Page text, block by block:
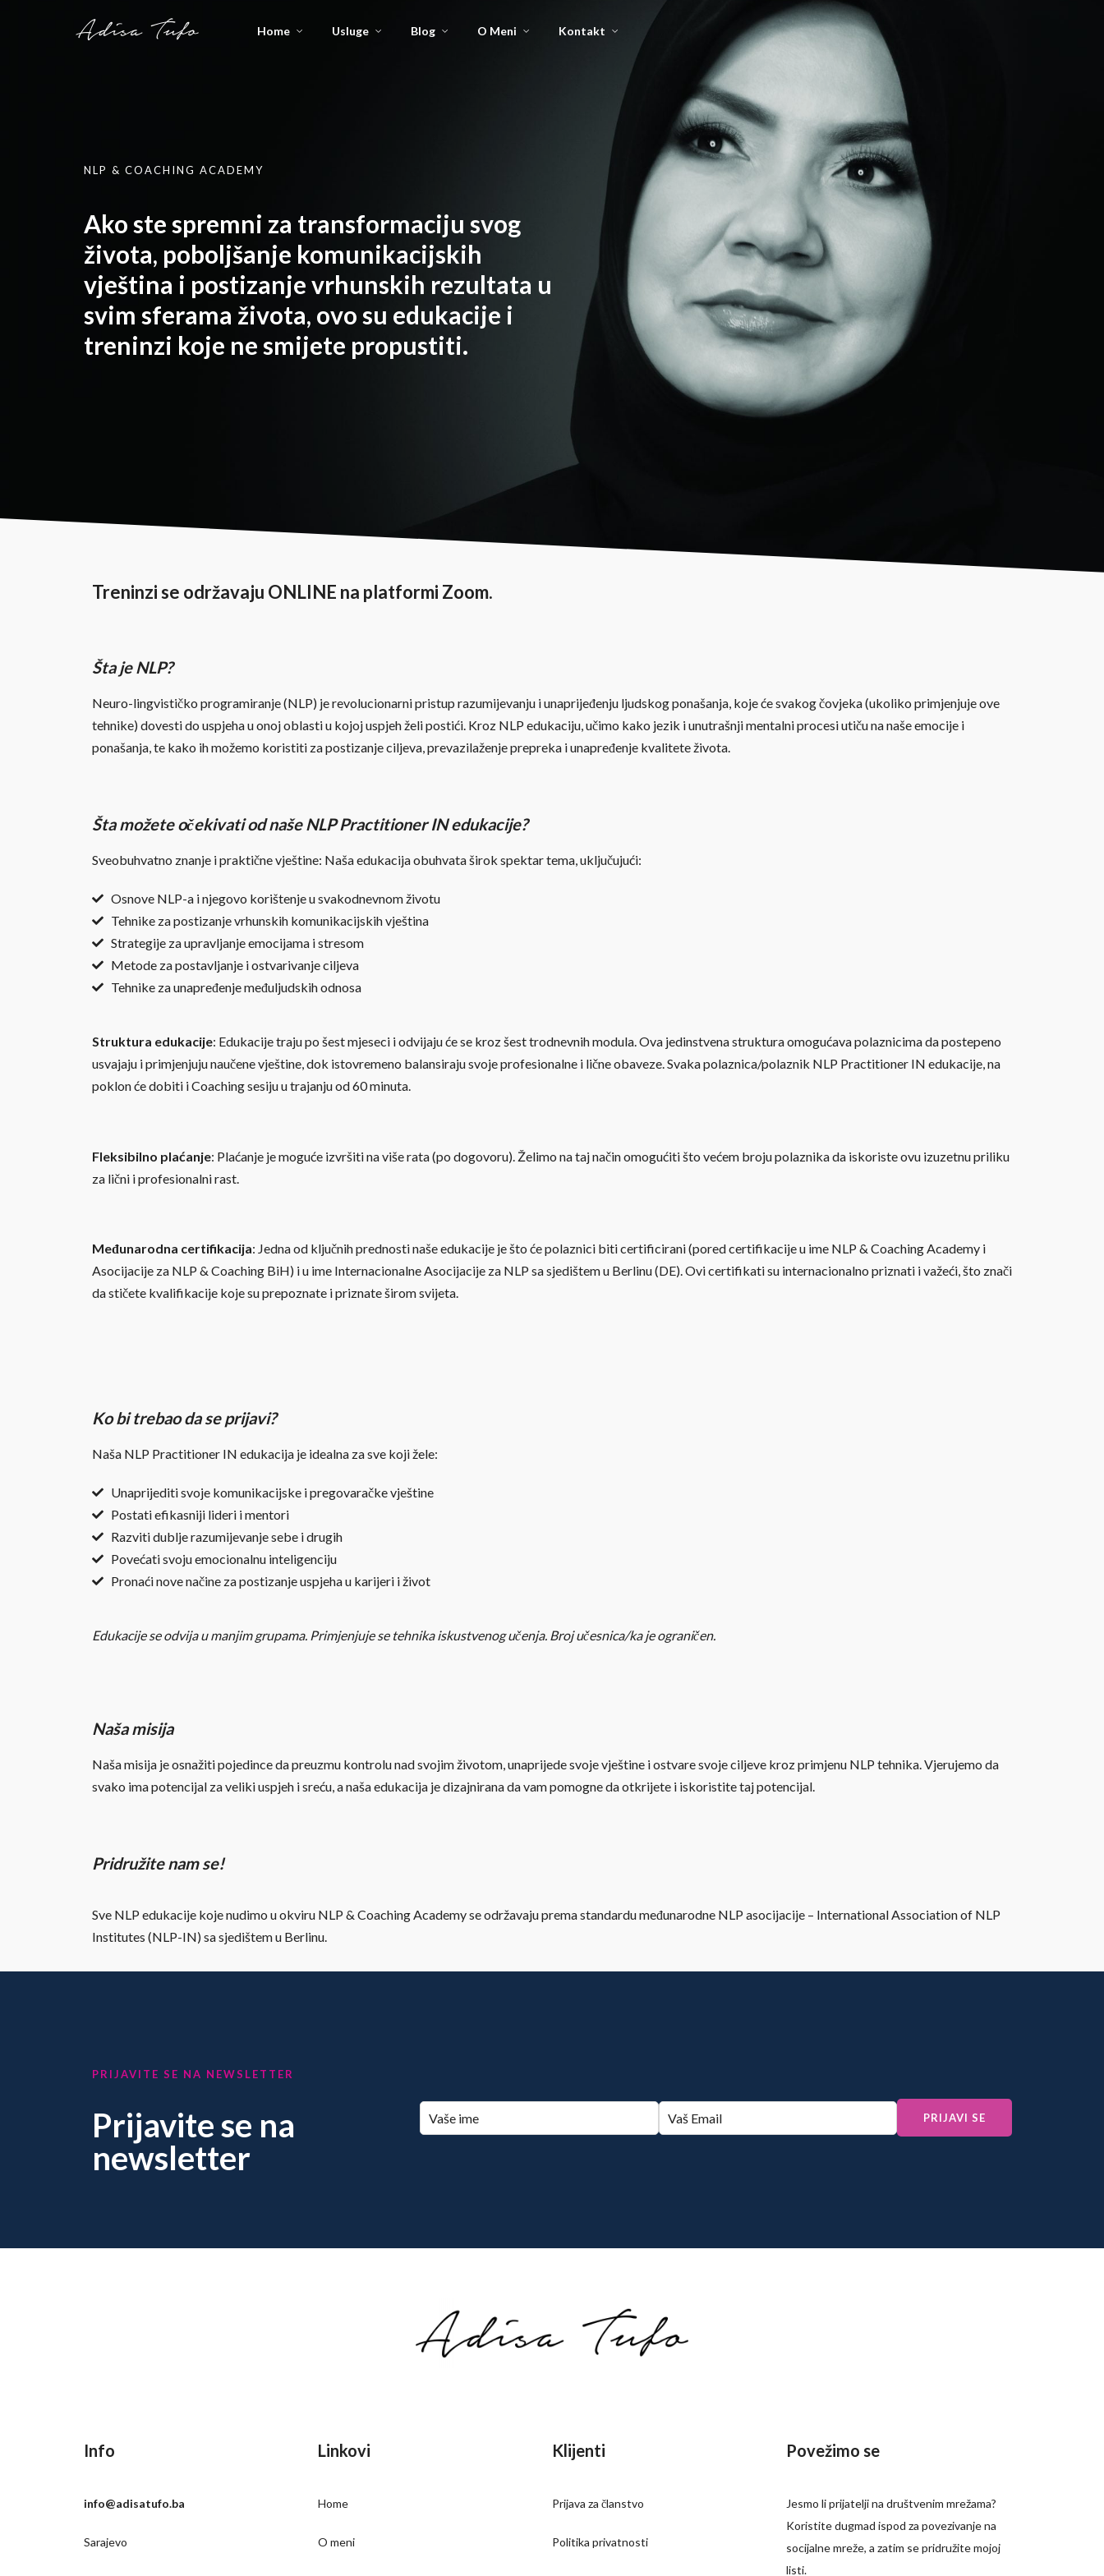
Home Usluge Blog O Meni Kontakt
NLP & COACHING ACADEMY
Ako ste spremni za transformaciju svog
života, poboljšanje komunikacijskih
vještina i postizanje vrhunskih rezultata u
svim sferama života, ovo su edukacije i
treninzi koje ne smijete propustiti.
Treninzi se održavaju ONLINE na platformi Zoom.
Šta je NLP?
Neuro-lingvističko programiranje (NLP) je revolucionarni pristup razumijevanju i unaprijeđenju ljudskog ponašanja, koje će svakog čovjeka (ukoliko primjenjuje ove
tehnike) dovesti do uspjeha u onoj oblasti u kojoj uspjeh želi postići. Kroz NLP edukaciju, učimo kako jezik i unutrašnji mentalni procesi utiču na naše emocije i
ponašanja, te kako ih možemo koristiti za postizanje ciljeva, prevazilaženje prepreka i unapređenje kvalitete života.
Šta možete očekivati od naše NLP Practitioner IN edukacije?
Sveobuhvatno znanje i praktične vještine: Naša edukacija obuhvata širok spektar tema, uključujući:
Osnove NLP-a i njegovo korištenje u svakodnevnom životu
Tehnike za postizanje vrhunskih komunikacijskih vještina
Strategije za upravljanje emocijama i stresom
Metode za postavljanje i ostvarivanje ciljeva
Tehnike za unapređenje međuljudskih odnosa
Struktura edukacije: Edukacije traju po šest mjeseci i odvijaju će se kroz šest trodnevnih modula. Ova jedinstvena struktura omogućava polaznicima da postepeno
usvajaju i primjenjuju naučene vještine, dok istovremeno balansiraju svoje profesionalne i lične obaveze. Svaka polaznica/polaznik NLP Practitioner IN edukacije, na
poklon će dobiti i Coaching sesiju u trajanju od 60 minuta.
Fleksibilno plaćanje: Plaćanje je moguće izvršiti na više rata (po dogovoru). Želimo na taj način omogućiti što većem broju polaznika da iskoriste ovu izuzetnu priliku
za lični i profesionalni rast.
Međunarodna certifikacija: Jedna od ključnih prednosti naše edukacije je što će polaznici biti certificirani (pored certifikacije u ime NLP & Coaching Academy i
Asocijacije za NLP & Coaching BiH) i u ime Internacionalne Asocijacije za NLP sa sjedištem u Berlinu (DE). Ovi certifikati su internacionalno priznati i važeći, što znači
da stičete kvalifikacije koje su prepoznate i priznate širom svijeta.
Ko bi trebao da se prijavi?
Naša NLP Practitioner IN edukacija je idealna za sve koji žele:
Unaprijediti svoje komunikacijske i pregovaračke vještine
Postati efikasniji lideri i mentori
Razviti dublje razumijevanje sebe i drugih
Povećati svoju emocionalnu inteligenciju
Pronaći nove načine za postizanje uspjeha u karijeri i život
Edukacije se odvija u manjim grupama. Primjenjuje se tehnika iskustvenog učenja. Broj učesnica/ka je ograničen.
Naša misija
Naša misija je osnažiti pojedince da preuzmu kontrolu nad svojim životom, unaprijede svoje vještine i ostvare svoje ciljeve kroz primjenu NLP tehnika. Vjerujemo da
svako ima potencijal za veliki uspjeh i sreću, a naša edukacija je dizajnirana da vam pomogne da otkrijete i iskoristite taj potencijal.
Pridružite nam se!
Sve NLP edukacije koje nudimo u okviru NLP & Coaching Academy se održavaju prema standardu međunarodne NLP asocijacije – International Association of NLP
Institutes (NLP-IN)sa sjedištem u Berlinu.
PRIJAVITE SE NA NEWSLETTER
Prijavite se na
newsletter
Info
info@adisatufo.ba
Sarajevo
Linkovi
Home
O meni
Klijenti
Prijava za članstvo
Politika privatnosti
Povežimo se
Jesmo li prijatelji na društvenim mrežama?
Koristite dugmad ispod za povezivanje na
socijalne mreže, a zatim se pridružite mojoj
listi.